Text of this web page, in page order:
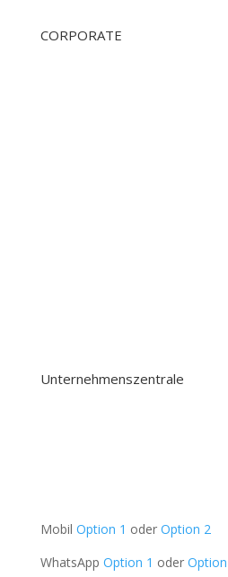
CORPORATE
Unternehmenszentrale
Mobil Option 1 oder Option 2
WhatsApp Option 1 oder